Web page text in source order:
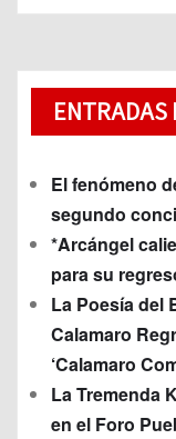
ENTRADAS
El fenómeno
segundo
*Arcángel
para su
La Poesía del
Calamaro
‘Calamaro
La Tremenda
en el Foro